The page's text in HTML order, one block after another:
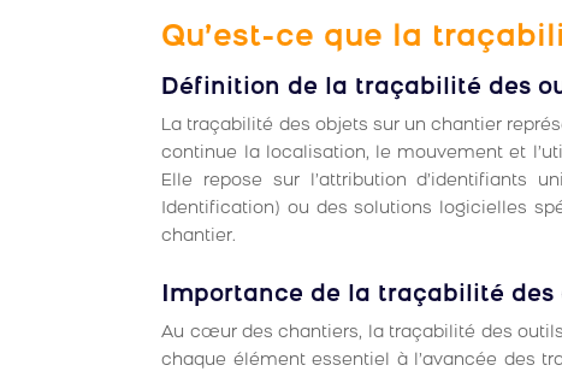
Qu’est-ce que la
Définition de la traçabilité des
La traçabilité des objets sur un chantier
continue la localisation, le mouvement et
Elle repose sur l’attribution d’identifiants
Identification) ou des solutions logicielles
chantier.
Importance de la traçabilité
Au cœur des chantiers, la traçabilité des
chaque élément essentiel à l’avancée des